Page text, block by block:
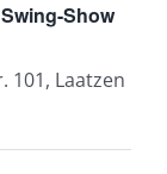
Show
101, Laatzen